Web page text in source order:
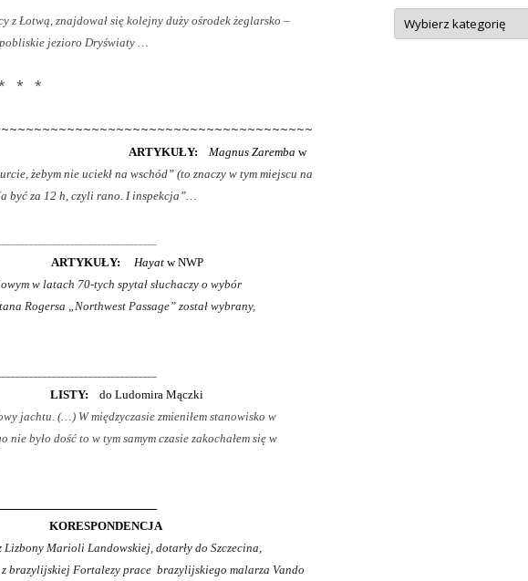
z Łotwą, znajdował się kolejny duży ośrodek żeglarsko –
jezioro Dryświaty …
* *
ARTYKUŁY: Magnus Zaremba w
żebym nie uciekł na wschód” (to znaczy w tym miejscu na
być za 12 h, czyli rano. I inspekcja”…
Hayat w NWP
w latach 70-tych spytał słuchaczy o wybór
Rogersa „Northwest Passage” został wybrany,
do Ludomira Mączki
jachtu. (…) W międzyczasie zmieniłem stanowisko w
nie było dość to w tym samym czasie zakochałem się w
KORESPONDENCJA
Marioli Landowskiej, dotarły do Szczecina,
brazylijskiej Fortalezy prace brazylijskiego malarza Vando
Kategorie